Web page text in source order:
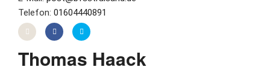
Telefon: 01604440891
Thomas Haack